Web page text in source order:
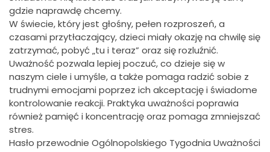
gdzie naprawdę chcemy.
W świecie, który jest głośny, pełen rozproszeń, a
czasami przytłaczający, dzieci miały okazję na chwilę się
zatrzymać, pobyć „tu i teraz” oraz się rozluźnić.
Uważność pozwala lepiej poczuć, co dzieje się w
naszym ciele i umyśle, a także pomaga radzić sobie z
trudnymi emocjami poprzez ich akceptację i świadome
kontrolowanie reakcji. Praktyka uważności poprawia
również pamięć i koncentrację oraz pomaga zmniejszać
stres.
Hasło przewodnie Ogólnopolskiego Tygodnia Uważności